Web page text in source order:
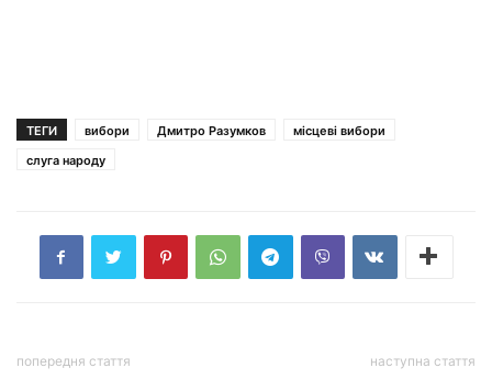
ТЕГИ вибори Дмитро Разумков
місцеві вибори
слуга народу
попередня стаття наступна стаття